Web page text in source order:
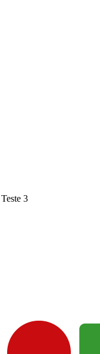
Teste 3